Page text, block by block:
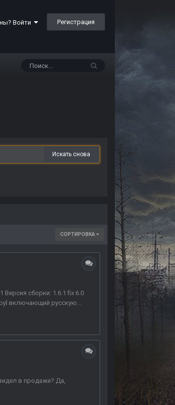
Войти Регистрация
Искать снова
СОРТИРОВКА
сборки: 1.6.1 fix 6.0
включающий русскую...
в продаже? Да,